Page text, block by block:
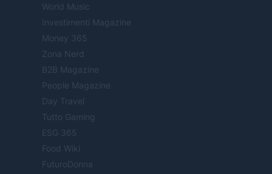
World Music
Investimenti Magazine
Money 365
Zona Nerd
B2B Magazine
People Magazine
Day Travel
Tutto Gaming
ESG 365
Food Wiki
FuturoDonna